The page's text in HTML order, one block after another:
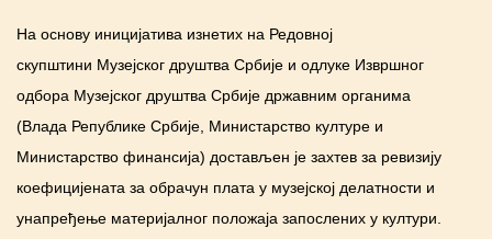
На основу иницијатива изнетих на Редовној
скупштини Музејског друштва Србије и одлуке Извршног
одбора Музејског друштва Србије државним органима
(Влада Републике Србије, Министарство културе и
Министарство финансија) достављен је захтев за ревизију
коефицијената за обрачун плата у музејској делатности и
унапређење материјалног положаја запослених у култури.